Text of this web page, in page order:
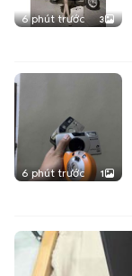
6 phút trước 3
6 phút trước 1